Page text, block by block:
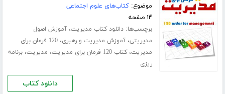
موضوع:کتاب‌های علوم اجتماعی
۱۴ صفحه
برچسب‌ها:دانلود کتاب مدیریت،آموزش اصول
مدیریتی،آموزش مدیریت و رهبری،
120 فرمان برای
مدیریت،کتاب 120 فرمان برای مدیریت ، مدیریت،برنامه
ریزی
دانلود کتاب